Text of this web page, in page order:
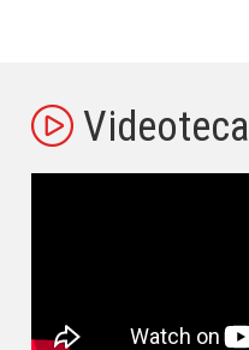
Videoteca